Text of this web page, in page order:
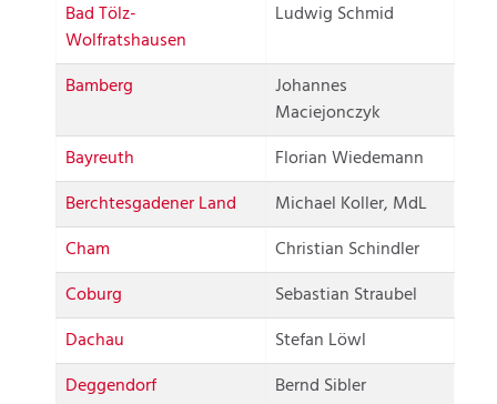
Bad Tölz-
Wolfratshausen
Ludwig Schmid
Bamberg
Johannes
Maciejonczyk
Bayreuth
Florian Wiedemann
Berchtesgadener Land
Michael Koller, MdL
Cham
Christian Schindler
Coburg
Sebastian Straubel
Dachau
Stefan Löwl
Deggendorf
Bernd Sibler